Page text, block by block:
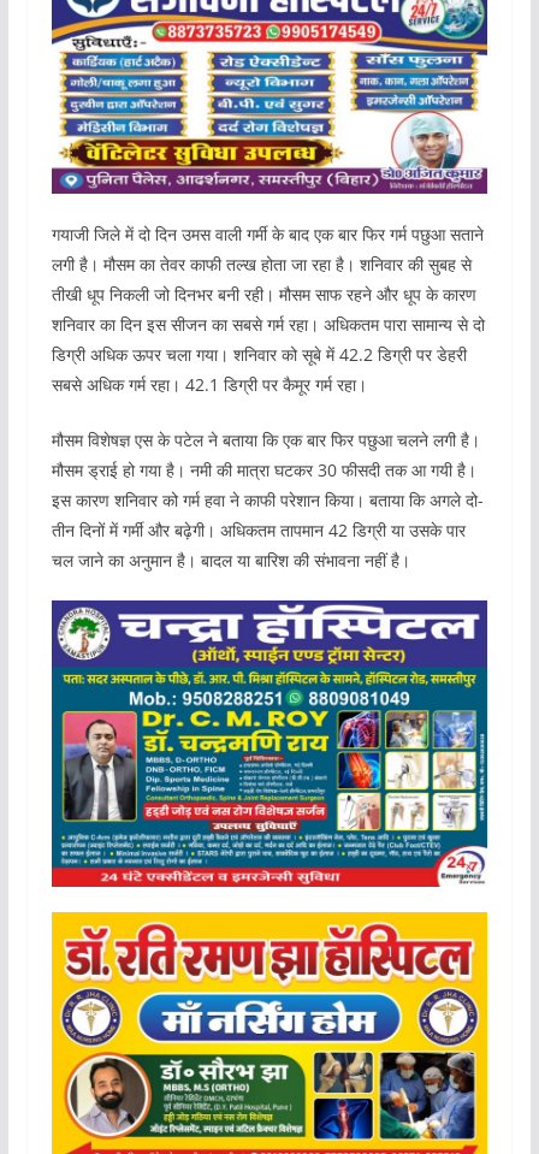
गयाजी जिले में दो दिन उमस वाली गर्मी के बाद एक बार फिर गर्म पछुआ सताने
लगी है। मौसम का तेवर काफी तल्ख होता जा रहा है। शनिवार की सुबह से
तीखी धूप निकली जो दिनभर बनी रही। मौसम साफ रहने और धूप के कारण
शनिवार का दिन इस सीजन का सबसे गर्म रहा। अधिकतम पारा सामान्य से दो
डिग्री अधिक ऊपर चला गया। शनिवार को सूबे में 42.2 डिग्री पर डेहरी
सबसे अधिक गर्म रहा। 42.1 डिग्री पर कैमूर गर्म रहा।
मौसम विशेषज्ञ एस के पटेल ने बताया कि एक बार फिर पछुआ चलने लगी है।
मौसम ड्राई हो गया है। नमी की मात्रा घटकर 30 फीसदी तक आ गयी है।
इस कारण शनिवार को गर्म हवा ने काफी परेशान किया। बताया कि अगले दो-
तीन दिनों में गर्मी और बढ़ेगी। अधिकतम तापमान 42 डिग्री या उसके पार
चल जाने का अनुमान है। बादल या बारिश की संभावना नहीं है।